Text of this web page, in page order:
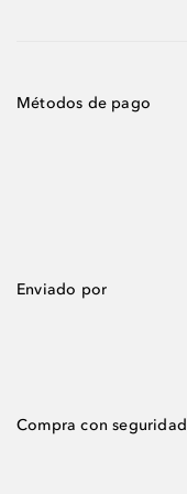
Métodos de pago
Enviado por
Compra con seguridad